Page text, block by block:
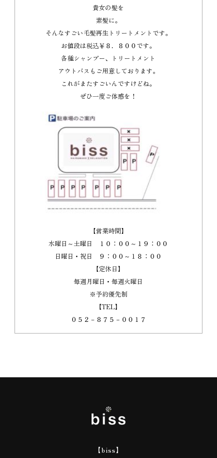
貴女の髪を
素髪に。
そんなすごい毛髪再生トリートメントです。
お値段は税込￥８．８００です。
各種シャンプー、トリートメント
アウトバスもご用意しております。
これがまたすごいんですけどね。
ぜひ一度ご体感を！
【営業時間】
水曜日～土曜日 １０：００～１９：００
日曜日・祝日 ９：００～１８：００
【定休日】
毎週月曜日・毎週火曜日
※予約優先制
【TEL】
０５２－８７５－００１７
【biss】